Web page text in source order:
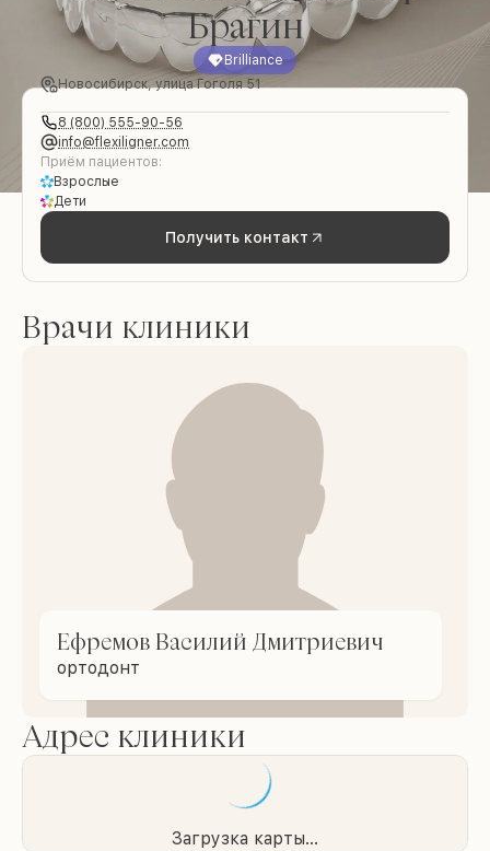
Брагин
Brilliance
Новосибирск, улица Гоголя 51
8 (800) 555-90-56
info@flexiligner.com
Приём пациентов:
Взрослые
Дети
Получить контакт
Врачи клиники
Ефремов Василий Дмитриевич
ортодонт
Адрес клиники
Загрузка карты...